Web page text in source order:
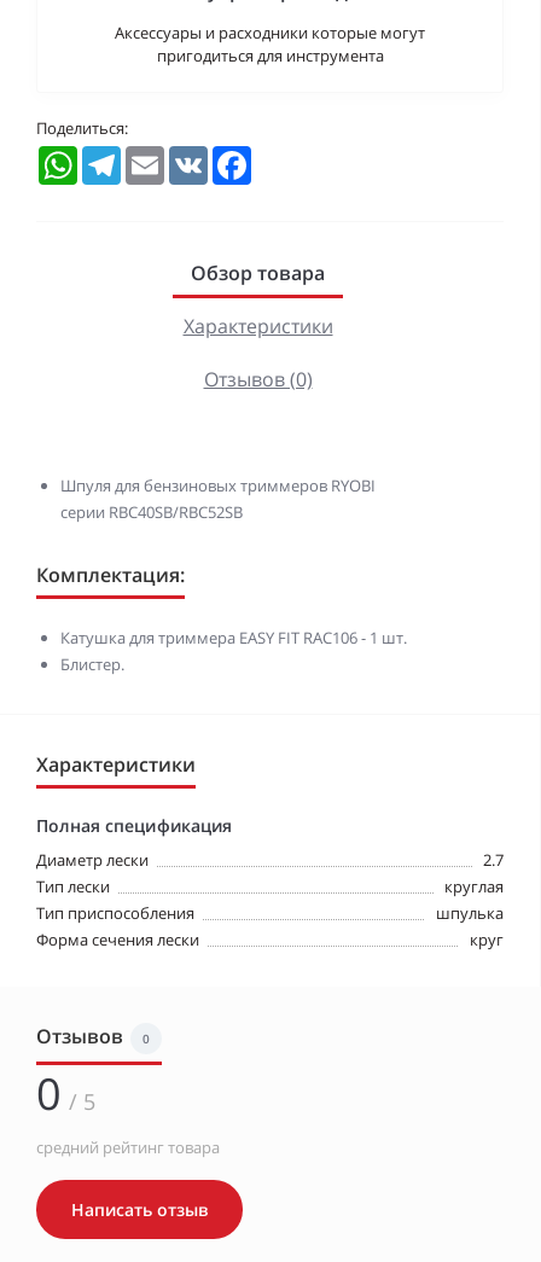
Аксессуары и расходники которые могут
пригодиться для инструмента
Поделиться:
WhatsAppTelegramEmail VK
Обзор товара
Характеристики
Отзывов (0)
Шпуля для бензиновых триммеров RYOBI
серии RBC40SB/RBC52SB
Комплектация:
Катушка для триммера EASY FIT RAC106 - 1 шт.
Блистер.
Характеристики
Полная спецификация
Диаметр лески
2.7
Тип лески
круглая
Тип приспособления
шпулька
Форма сечения лески
круг
Отзывов 0
0 / 5
средний рейтинг товара
Написать отзыв